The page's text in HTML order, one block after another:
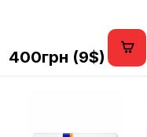
400грн (9$)